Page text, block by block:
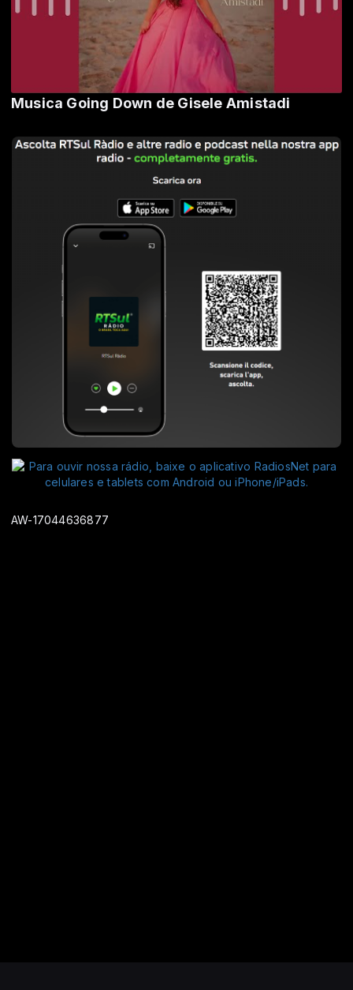
Musica Going Down de Gisele Amistadi
AW-17044636877